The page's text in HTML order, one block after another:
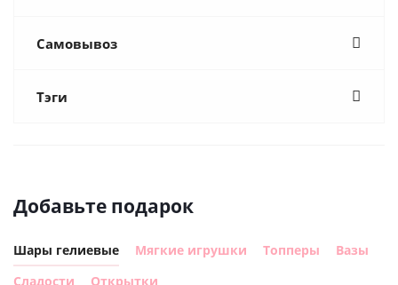
Самовывоз
Тэги
Добавьте подарок
Шары гелиевые Мягкие игрушки Топперы
Вазы
Сладости
Открытки